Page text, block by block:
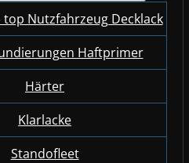
top Nutzfahrzeug Decklack
Haftprimer
Härter
Klarlacke
Standofleet